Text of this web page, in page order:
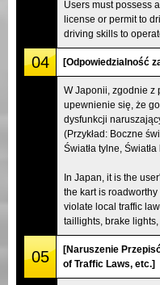
Users must possess
license or permit to
driving skills to
04 [Odpowiedzialność
W Japonii, zgodnie z
upewnienie się, że
dysfunkcji
(Przykład: Boczne
Światła tylne,
In Japan, it is the
the kart is
violate local traffic
taillights, brake
05
[Naruszenie
of Traffic Laws, etc.]